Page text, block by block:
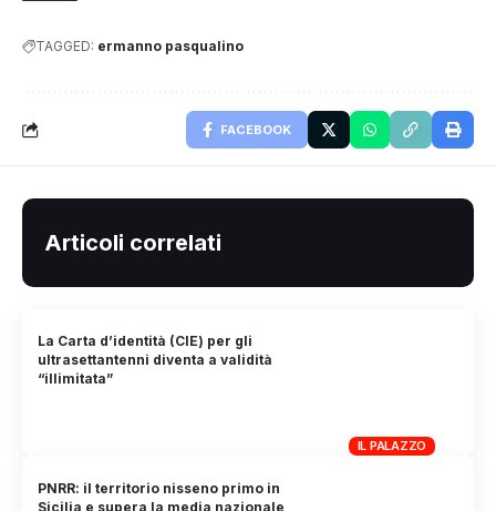
TAGGED: ermanno pasqualino
FACEBOOK
Articoli correlati
IL PALAZZO
La Carta d’identità (CIE) per gli
ultrasettantenni diventa a validità
“illimitata”
PNRR: il territorio nisseno primo in
Sicilia e supera la media nazionale